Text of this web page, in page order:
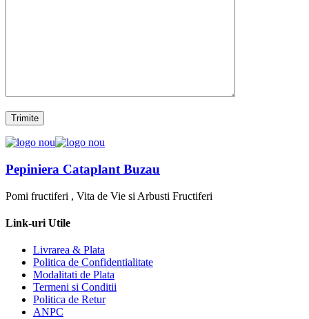
Pepiniera Cataplant Buzau
Pomi fructiferi , Vita de Vie si Arbusti Fructiferi
Link-uri Utile
Livrarea & Plata
Politica de Confidentialitate
Modalitati de Plata
Termeni si Conditii
Politica de Retur
ANPC